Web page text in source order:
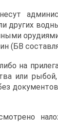
других
(БВ
на
или